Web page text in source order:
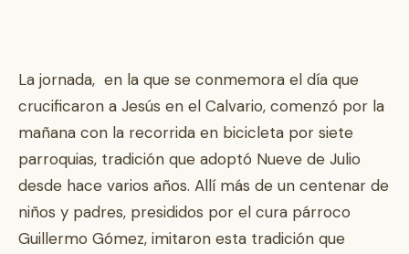
La jornada, en la que se conmemora el día que
crucificaron a Jesús en el Calvario, comenzó por la
mañana con la recorrida en bicicleta por siete
parroquias, tradición que adoptó Nueve de Julio
desde hace varios años. Allí más de un centenar de
niños y padres, presididos por el cura párroco
Guillermo Gómez, imitaron esta tradición que